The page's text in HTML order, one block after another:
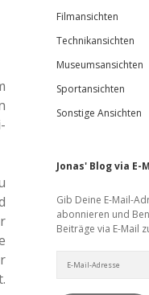
Filmansichten
Technikansichten
Museumsansichten
Sportansichten
Sonstige Ansichten
Jonas' Blog via
Gib Deine E-Mail-
abonnieren und
Beiträge via E-Mail
Mail-